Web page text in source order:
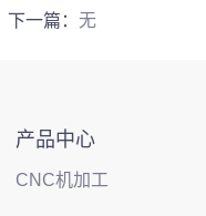
下一篇： 无
产品中心
CNC机加工